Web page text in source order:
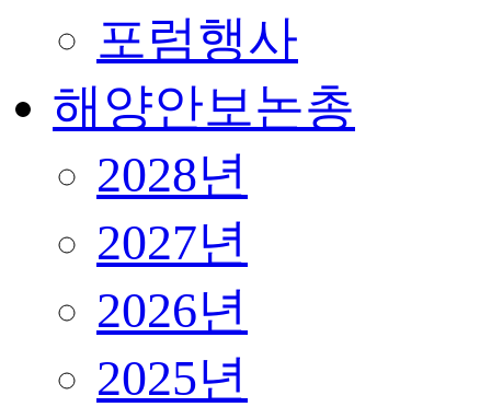
포럼행사
해양안보논총
2028년
2027년
2026년
2025년